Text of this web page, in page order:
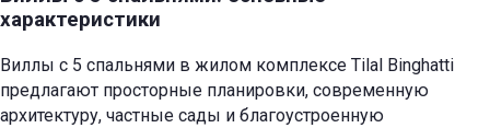
характеристики
Виллы с 5 спальнями в жилом комплексе Tilal Binghatti
предлагают просторные планировки, современную
архитектуру, частные сады и благоустроенную